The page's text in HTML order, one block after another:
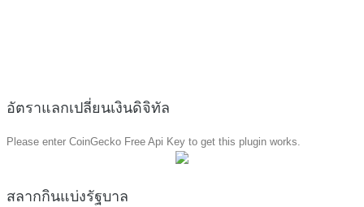
อัตราแลกเปลี่ยนเงินดิจิทัล
Please enter CoinGecko Free Api Key to get this plugin works.
สลากกินแบ่งรัฐบาล